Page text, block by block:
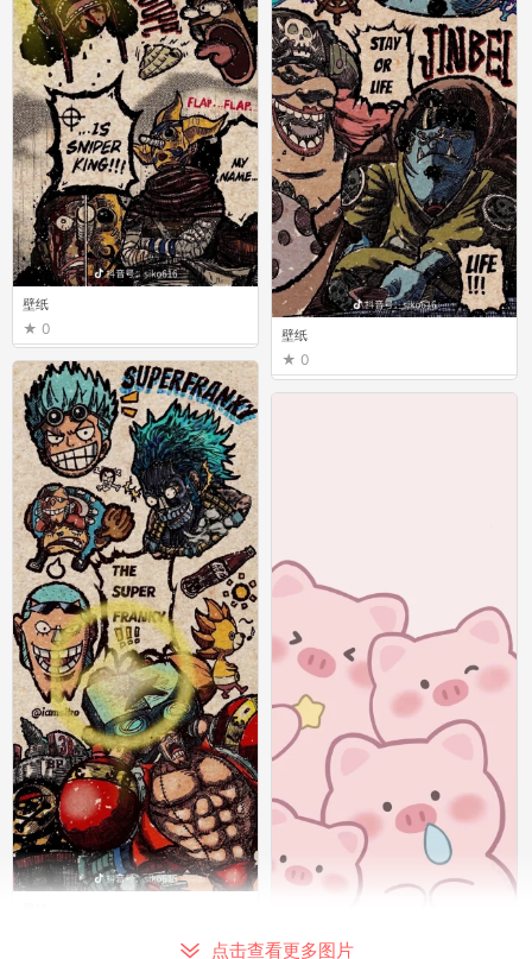
点击查看更多图片
壁纸
壁纸
0
壁纸
0